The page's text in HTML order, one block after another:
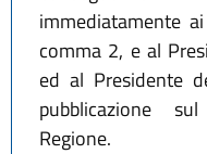
immediatamente
comma 2, e al
ed al Presidente
pubblicazione
Regione.